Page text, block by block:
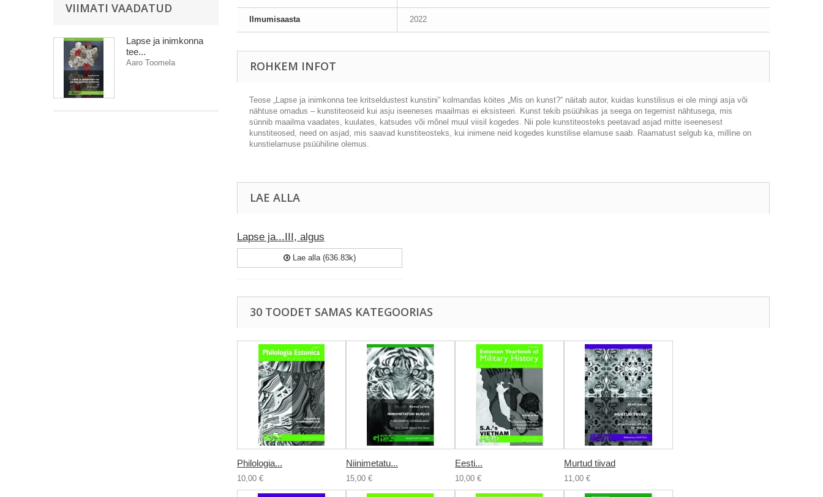
VIIMATI VAADATUD
Lapse ja inimkonna
tee...
Aaro Toomela
Ilmumisaasta 2022
ROHKEM INFOT
Teose „Lapse ja inimkonna tee kritseldustest kunstini“ kolmandas köites „Mis on kunst?“ näitab autor, kuidas kunstilisus ei ole mingi asja või
nähtuse omadus – kunstiteoseid kui asju iseeneses maailmas ei eksisteeri. Kunst tekib psüühikas ja seega on tegemist nähtusega, mis
sünnib maailma vaadates, kuulates, katsudes või mõnel muul viisil kogedes. Nii pole kunstiteosteks peetavad asjad mitte iseenesest
kunstiteosed, need on asjad, mis saavad kunstiteosteks, kui inimene neid kogedes kunstilise elamuse saab. Raamatust selgub ka, milline on
kunstielamuse psüühiline olemus.
LAE ALLA
Lapse ja...III, algus
Lae alla (636.83k)
30 TOODET SAMAS KATEGOORIAS
Philologia...
10,00 €
Niinimetatu...
15,00 €
Eesti...
10,00 €
Murtud tiivad
11,00 €